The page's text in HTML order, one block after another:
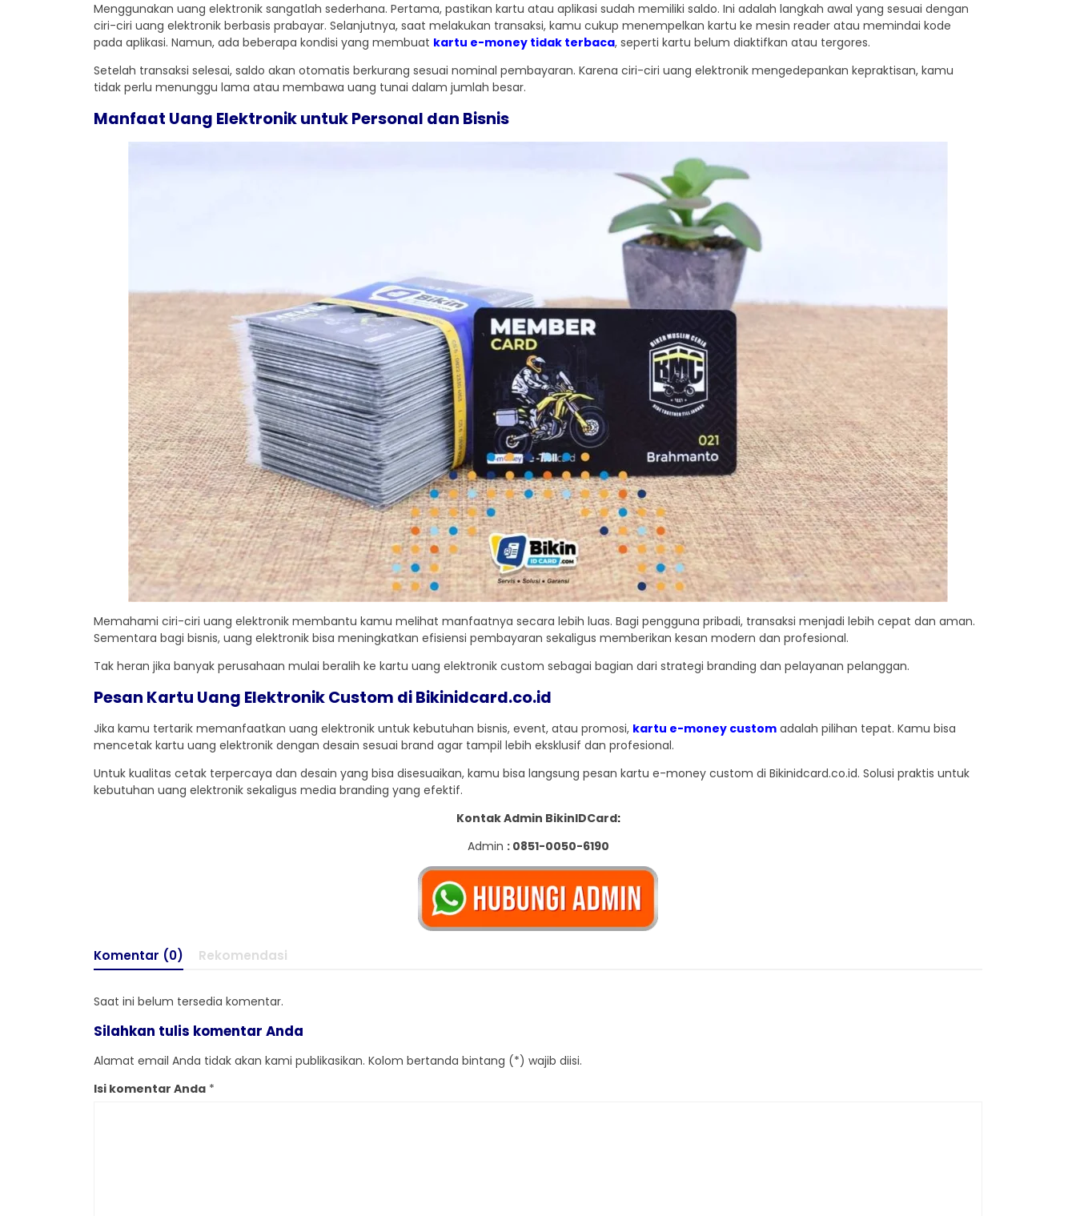
Menggunakan uang elektronik sangatlah sederhana. Pertama, pastikan kartu atau aplikasi sudah memiliki saldo. Ini adalah langkah awal yang sesuai dengan
ciri-ciri uang elektronik berbasis prabayar. Selanjutnya, saat melakukan transaksi, kamu cukup menempelkan kartu ke mesin reader atau memindai kode
pada aplikasi. Namun, ada beberapa kondisi yang membuat kartu e-money tidak terbaca, seperti kartu belum diaktifkan atau tergores.
Setelah transaksi selesai, saldo akan otomatis berkurang sesuai nominal pembayaran. Karena ciri-ciri uang elektronik mengedepankan kepraktisan, kamu
tidak perlu menunggu lama atau membawa uang tunai dalam jumlah besar.
Manfaat Uang Elektronik untuk Personal dan Bisnis
Memahami ciri-ciri uang elektronik membantu kamu melihat manfaatnya secara lebih luas. Bagi pengguna pribadi, transaksi menjadi lebih cepat dan aman.
Sementara bagi bisnis, uang elektronik bisa meningkatkan efisiensi pembayaran sekaligus memberikan kesan modern dan profesional.
Tak heran jika banyak perusahaan mulai beralih ke kartu uang elektronik custom sebagai bagian dari strategi branding dan pelayanan pelanggan.
Pesan Kartu Uang Elektronik Custom di Bikinidcard.co.id
Jika kamu tertarik memanfaatkan uang elektronik untuk kebutuhan bisnis, event, atau promosi, kartu e-money custom adalah pilihan tepat. Kamu bisa
mencetak kartu uang elektronik dengan desain sesuai brand agar tampil lebih eksklusif dan profesional.
Untuk kualitas cetak terpercaya dan desain yang bisa disesuaikan, kamu bisa langsung pesan kartu e-money custom di Bikinidcard.co.id. Solusi praktis untuk
kebutuhan uang elektronik sekaligus media branding yang efektif.
Kontak Admin BikinIDCard:
Admin : 0851-0050-6190
Komentar (0) Rekomendasi
Saat ini belum tersedia komentar.
Silahkan tulis komentar Anda
Alamat email Anda tidak akan kami publikasikan. Kolom bertanda bintang (*) wajib diisi.
Isi komentar Anda *